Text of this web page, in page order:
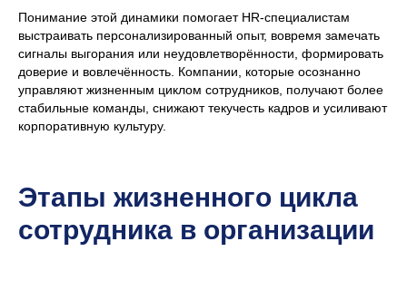
Понимание этой динамики помогает HR-специалистам
выстраивать персонализированный опыт, вовремя замечать
сигналы выгорания или неудовлетворённости, формировать
доверие и вовлечённость. Компании, которые осознанно
управляют жизненным циклом сотрудников, получают более
стабильные команды, снижают текучесть кадров и усиливают
корпоративную культуру.
Этапы жизненного цикла
сотрудника в организации